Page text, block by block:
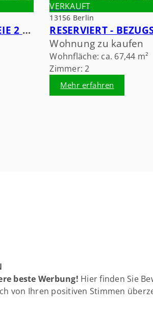
RESERVIERT - BEZUGSFREIE 2 ZIMMERWOHNUNG IN DER NIEBUHRSTRASSE
VERKAUFT
13156 Berlin
Wohnung zu kaufen
Wohnfläche: ca. 67,44 m²
Zimmer: 2
Mehr erfahren
beste Werbung! Hier finden Sie
von Ihren positiven Stimmen